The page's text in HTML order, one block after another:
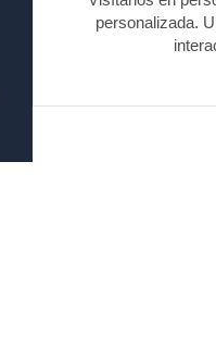
personalizada.